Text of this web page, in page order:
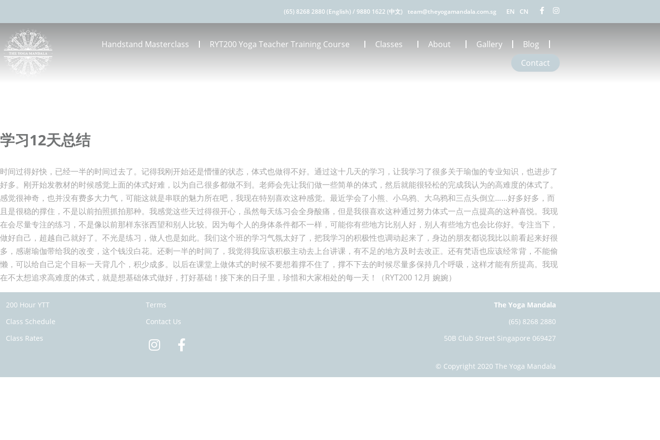
(65) 8268 2880 (English) / 9880 1622 (中文) team@theyogamandala.com.sg EN CN
Handstand Masterclass RYT200 Yoga Teacher Training Course Classes About Gallery
Blog
Contact
学习12天总结
时间过得好快，已经一半的时间过去了。记得我刚开始还是懵懂的状态，体式也做得不好。通过这十几天的学习，让我学习了很多关于瑜伽的专业知识，也进步了
好多。刚开始发教材的时候感觉上面的体式好难，以为自己很多都做不到。老师会先让我们做一些简单的体式，然后就能很轻松的完成我认为的高难度的体式了。
感觉很神奇，也并没有费多大力气，可能这就是串联的魅力所在吧，我现在特别喜欢这种感觉。最近学会了小熊、小乌鸦、大乌鸦和三点头倒立……好多好多，而
且是很稳的撑住，不是以前拍照抓拍那种。我感觉这些天过得很开心，虽然每天练习会全身酸痛，但是我很喜欢这种通过努力体式一点一点提高的这种喜悦。我现
在会尽量专注的练习，不是像以前那样东张西望和别人比较。因为每个人的身体条件都不一样，可能你有些地方比别人好，别人有些地方也会比你好。专注当下，
做好自己，超越自己就好了。不光是练习，做人也是如此。我们这个班的学习气氛太好了，把我学习的积极性也调动起来了，身边的朋友都说我比以前看起来好很
多，感谢瑜伽带给我的改变，这个钱没白花。还剩一半的时间了，我觉得我应该积极主动去上台讲课，有不足的地方及时去改正。还有梵语也应该经常背，不能偷
懒，可以给自己定个目标一天背几个，积少成多。以后在课堂上做体式的时候不要想着撑不住了，撑不下去的时候尽量多保持几个呼吸，这样才能有所提高。我现
在不太想追求高难度的体式，就是想基础体式做好，打好基础！接下来的日子里，珍惜和大家相处的每一天！（RYT200 12月 婉婉）
200 Hour YTT
Class Schedule
Class Rates
Terms
Contact Us
The Yoga Mandala
(65) 8268 2880
50B Club Street Singapore 069427
© Copyright 2020 The Yoga Mandala